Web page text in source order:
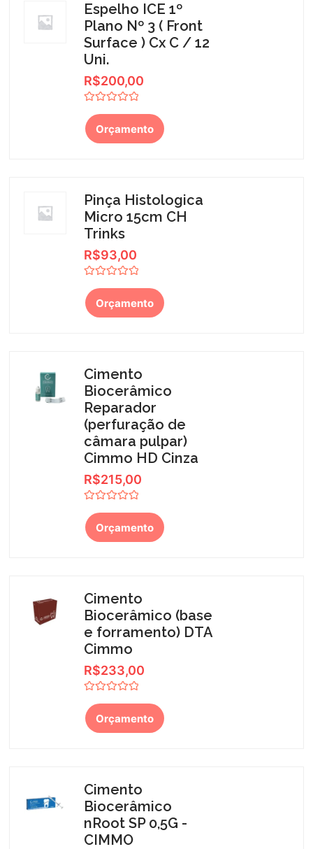
Espelho ICE 1º
Plano Nº 3 ( Front
Surface ) Cx C / 12
Uni.
R$200,00
0
de
5
Orçamento
Pinça Histologica
Micro 15cm CH
Trinks
R$93,00
0
de
5
Orçamento
Cimento
Biocerâmico
Reparador
(perfuração de
câmara pulpar)
Cimmo HD Cinza
R$215,00
0
de
5
Orçamento
Cimento
Biocerâmico (base
e forramento) DTA
Cimmo
R$233,00
0
de
5
Orçamento
Cimento
Biocerâmico
nRoot SP 0,5G -
CIMMO